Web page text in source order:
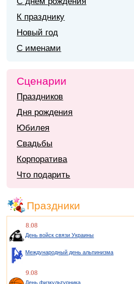
К празднику
Новый год
С именами
Сценарии
Праздников
Дня рождения
Юбилея
Свадьбы
Корпоратива
Что подарить
Праздники
8.08
День войск связи Украины
Международный день альпинизма
9.08
День физкультурника